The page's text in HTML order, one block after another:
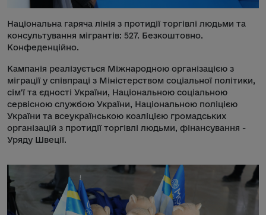
Національна гаряча лінія з протидії торгівлі людьми та
консультування мігрантів: 527. Безкоштовно.
Конфеденційно.
Кампанія реалізується Міжнародною організацією з
міграції у співпраці з Міністерством соціальної політики,
сім'ї та єдності України, Національною соціальною
сервісною службою України, Національною поліцією
України та всеукраїнською коаліцією громадських
організацій з протидії торгівлі людьми, фінансування -
Уряду Швеції.